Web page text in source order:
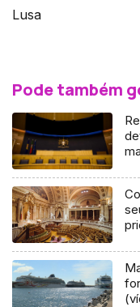
Lusa
Pode também